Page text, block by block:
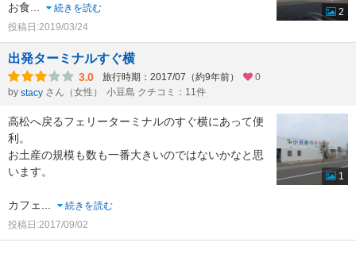
お食
続きを読む
投稿日:2019/03/24
2
出発ターミナルすぐ横
3.0 旅行時期：2017/07（約9年前）
0
by stacy さん（女性） 小豆島 クチコミ：11件
高松へ戻るフェリーターミナルのすぐ横にあって便
利。
お土産の規模も数も一番大きいのではないかなと思
います。
カフェ
続きを読む
投稿日:2017/09/02
1